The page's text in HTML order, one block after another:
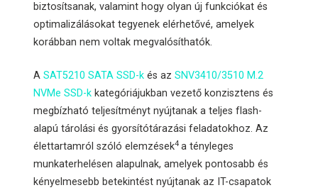
biztosítsanak, valamint hogy olyan új funkciókat és
optimalizálásokat tegyenek elérhetővé, amelyek
korábban nem voltak megvalósíthatók.
ASAT5210 SATA SSD-k és azSNV3410/3510 M.2
NVMe SSD-k kategóriájukban vezető konzisztens és
megbízható teljesítményt nyújtanak a teljes flash-
alapú tárolási és gyorsítótárazási feladatokhoz. Az
élettartamról szóló elemzések4 a tényleges
munkaterhelésen alapulnak, amelyek pontosabb és
kényelmesebb betekintést nyújtanak az IT-csapatok